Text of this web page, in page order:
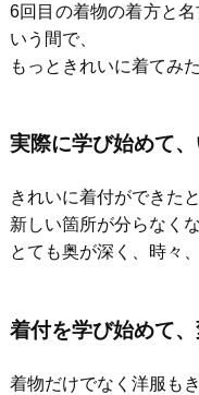
6回目の着物の着方と
いう間で、
もっときれいに着てみ
実際に学び始めて
きれいに着付ができた
新しい箇所が分らなく
とても奥が深く、時々
着付を学び始めて
着物だけでなく洋服も